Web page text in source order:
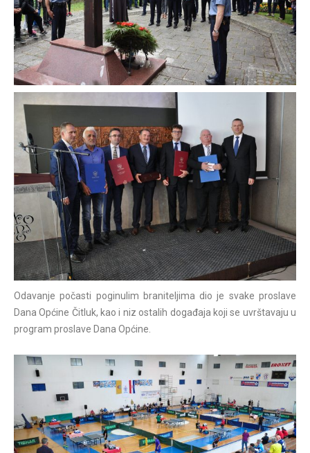
DAN OPĆINE
Odavanje počasti poginulim braniteljima dio je svake proslave
Dana Općine Čitluk, kao i niz ostalih događaja koji se uvrštavaju u
program proslave Dana Općine.